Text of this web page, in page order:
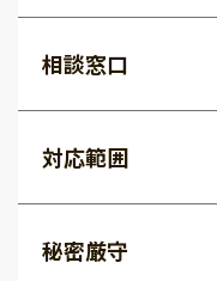
相談窓口
対応範囲
秘密厳守